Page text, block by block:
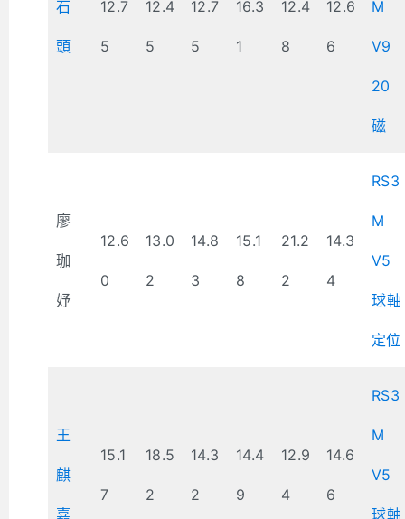
石
頭
12.7
5
12.4
5
12.7
5
16.3
1
12.4
8
12.6
6
M
V9
20
磁
廖
珈
妤
12.6
0
13.0
2
14.8
3
15.1
8
21.2
2
14.3
4
RS3
M
V5
球軸
定位
王
麒
嘉
15.1
7
18.5
2
14.3
2
14.4
9
12.9
4
14.6
6
RS3
M
V5
球軸